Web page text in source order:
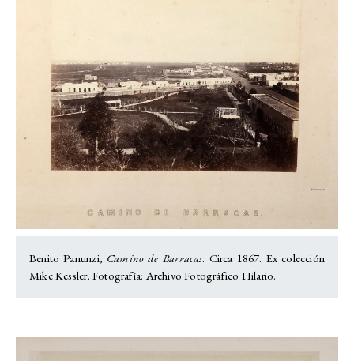
Benito Panunzi, Camino de Barracas. Circa 1867. Ex colección
Mike Kessler. Fotografía: Archivo Fotográfico Hilario.